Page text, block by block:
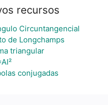
recursos
Circuntangencial
de Longchamps
triangular
conjugadas